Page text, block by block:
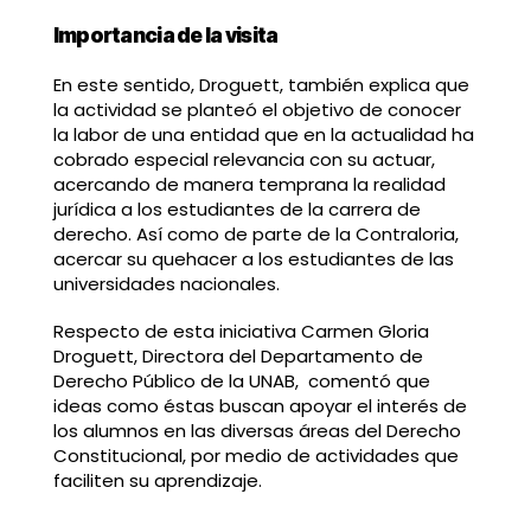
Importancia de la visita
En este sentido, Droguett, también explica que
la actividad se planteó el objetivo de conocer
la labor de una entidad que en la actualidad ha
cobrado especial relevancia con su actuar,
acercando de manera temprana la realidad
jurídica a los estudiantes de la carrera de
derecho. Así como de parte de la Contraloria,
acercar su quehacer a los estudiantes de las
universidades nacionales.
Respecto de esta iniciativa Carmen Gloria
Droguett, Directora del Departamento de
Derecho Público de la UNAB, comentó que
ideas como éstas buscan apoyar el interés de
los alumnos en las diversas áreas del Derecho
Constitucional, por medio de actividades que
faciliten su aprendizaje.